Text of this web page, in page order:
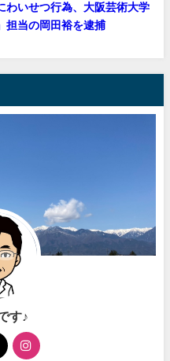
わいせつ行為、大阪芸術大学
担当の岡田裕を逮捕
す♪